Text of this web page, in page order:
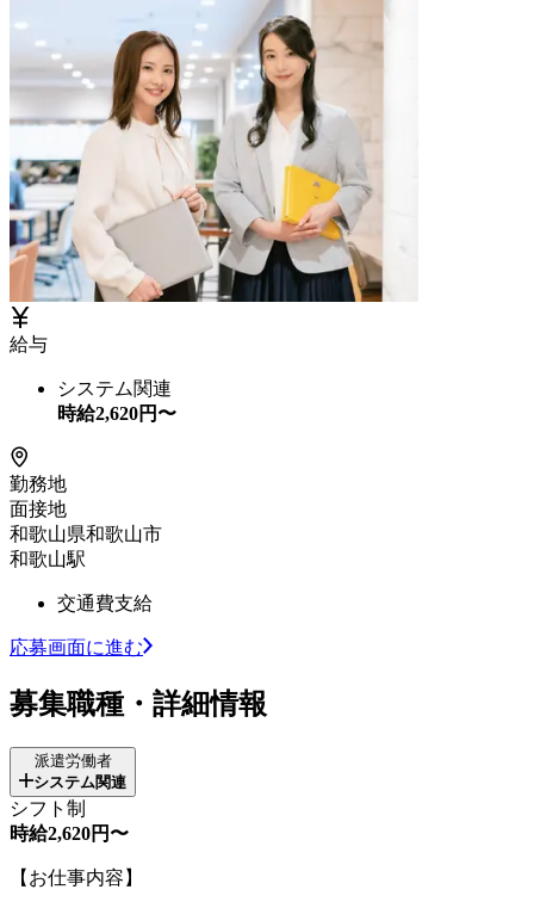
給与
システム関連
時給2,620円〜
勤務地
面接地
和歌山県和歌山市
和歌山駅
交通費支給
応募画面に進む
募集職種・詳細情報
派遣労働者
システム関連
シフト制
時給2,620円〜
【お仕事内容】